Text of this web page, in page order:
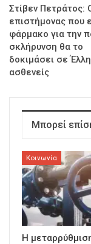
Στίβεν Πετράτος:
επιστήμονας που
φάρμακο για την
σκλήρυνση θα το
δοκιμάσει σε
ασθενείς
Μπορεί
Κοινωνία
Η